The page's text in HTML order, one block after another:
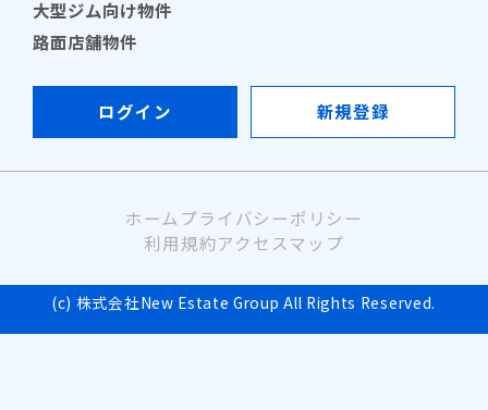
大型ジム向け物件
路面店舗物件
ログイン 新規登録
ホーム プライバシーポリシー
利用規約アクセスマップ
(c) 株式会社New Estate Group All Rights Reserved.